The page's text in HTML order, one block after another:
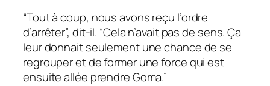
“Tout à coup, nous avons reçu l’ordre
d’arrêter”, dit-il. “Cela n’avait pas de sens. Ça
leur donnait seulement une chance de se
regrouper et de former une force qui est
ensuite allée prendre Goma.”